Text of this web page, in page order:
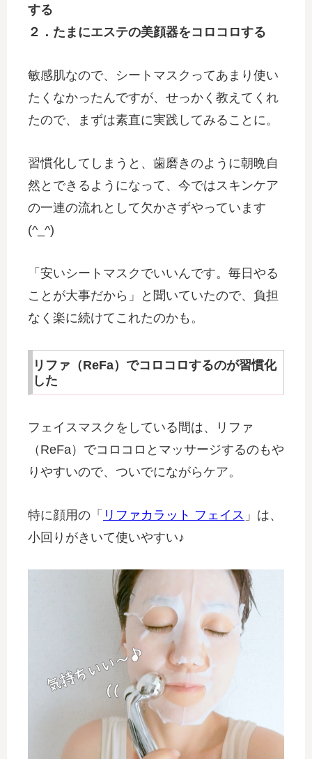
する
２．たまにエステの美顔器をコロコロする
敏感肌なので、シートマスクってあまり使い
たくなかったんですが、せっかく教えてくれ
たので、まずは素直に実践してみることに。
習慣化してしまうと、歯磨きのように朝晩自
然とできるようになって、今ではスキンケア
の一連の流れとして欠かさずやっています
(^_^)
「安いシートマスクでいいんです。毎日やる
ことが大事だから」と聞いていたので、負担
なく楽に続けてこれたのかも。
リファ（ReFa）でコロコロするのが習慣化
した
フェイスマスクをしている間は、リファ
（ReFa）でコロコロとマッサージするのもや
りやすいので、ついでにながらケア。
特に顔用の「 リファカラット フェイス 」は、
小回りがきいて使いやすい♪